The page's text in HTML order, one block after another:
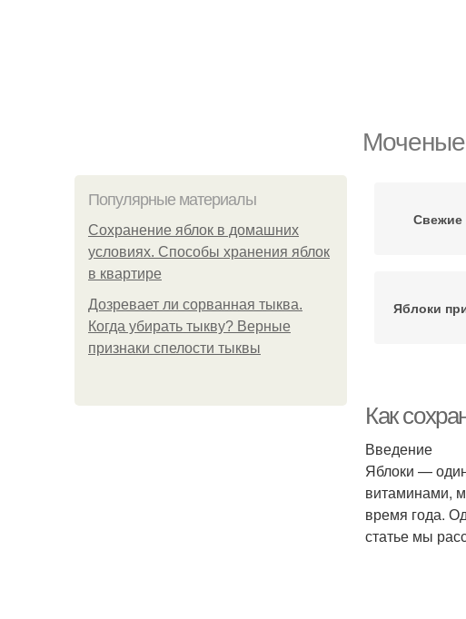
Моченые
Популярные материалы
Сохранение яблок в домашних
условиях. Способы хранения яблок
в квартире
Дозревает ли сорванная тыква.
Когда убирать тыкву? Верные
признаки спелости тыквы
Свежие
Яблоки
Компот из
Как
Введение
Яблоки —
витаминами,
время года.
статье мы